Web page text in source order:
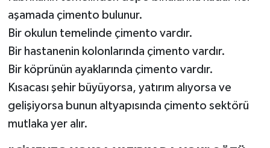
aşamada çimento bulunur.
Bir okulun temelinde çimento vardır.
Bir hastanenin kolonlarında çimento vardır.
Bir köprünün ayaklarında çimento vardır.
Kısacası şehir büyüyorsa, yatırım alıyorsa ve
gelişiyorsa bunun altyapısında çimento sektörü
mutlaka yer alır.